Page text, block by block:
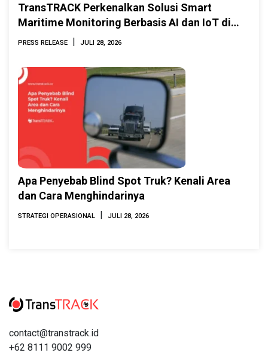
TransTRACK Perkenalkan Solusi Smart
Maritime Monitoring Berbasis AI dan IoT di
INAMARINE 2026
PRESS RELEASE | JULI 28, 2026
Apa Penyebab Blind Spot Truk? Kenali Area
dan Cara Menghindarinya
STRATEGI OPERASIONAL | JULI 28, 2026
contact@transtrack.id
+62 8111 9002 999